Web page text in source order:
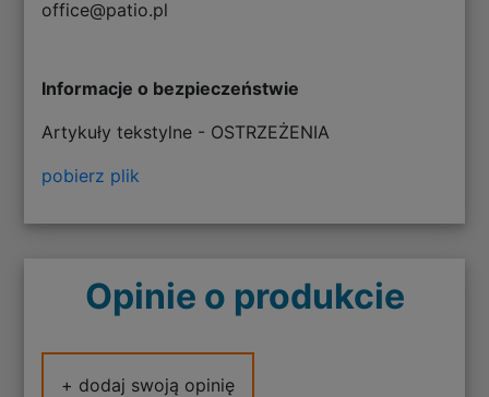
office@patio.pl
Informacje o bezpieczeństwie
Artykuły tekstylne - OSTRZEŻENIA
pobierz plik
Opinie o produkcie
+ dodaj swoją opinię